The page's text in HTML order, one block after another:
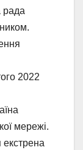
рада
2022
мережі.